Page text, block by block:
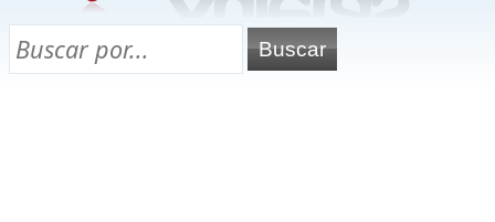
Chuletas para exámenes